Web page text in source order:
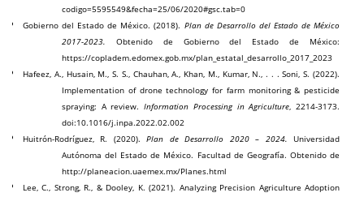
codigo=5595549&fecha=25/06/2020#gsc.tab=0
Gobierno del Estado de México. (2018). Plan de Desarrollo del Estado de México
2017-2023. Obtenido de Gobierno del Estado de México:
https://copladem.edomex.gob.mx/plan_estatal_desarrollo_2017_2023
Hafeez, A., Husain, M., S. S., Chauhan, A., Khan, M., Kumar, N., . . . Soni, S. (2022).
Implementation of drone technology for farm monitoring & pesticide
spraying: A review.Information Processing in Agriculture, 2214-3173.
doi:10.1016/j.inpa.2022.02.002
Huitrón-Rodríguez, R. (2020).Plan de Desarrollo 2020 – 2024. Universidad
Autónoma del Estado de México. Facultad de Geografía. Obtenido de
http://planeacion.uaemex.mx/Planes.html
Lee, C., Strong, R., & Dooley, K. (2021). Analyzing Precision Agriculture Adoption